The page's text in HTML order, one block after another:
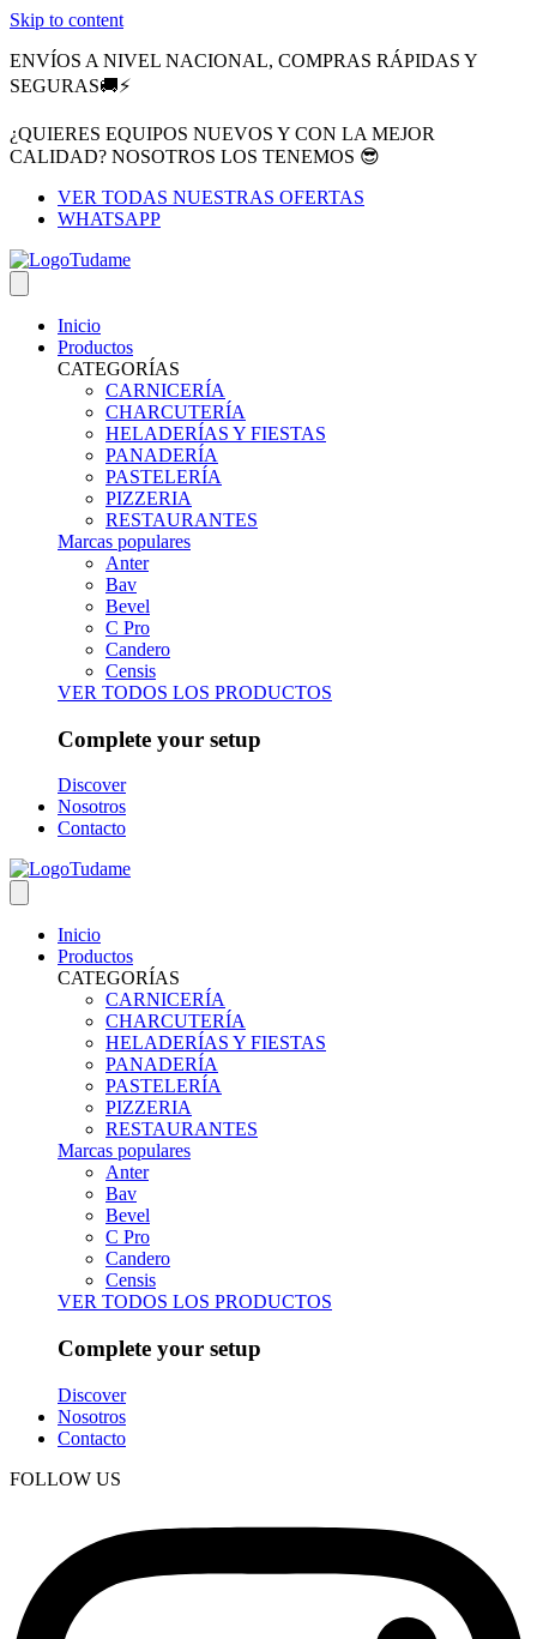
Skip to content
ENVÍOS A NIVEL NACIONAL, COMPRAS RÁPIDAS Y
SEGURAS🚚⚡
¿QUIERES EQUIPOS NUEVOS Y CON LA MEJOR
CALIDAD? NOSOTROS LOS TENEMOS 😎
VER TODAS NUESTRAS OFERTAS
WHATSAPP
Inicio
Productos
CATEGORÍAS
CARNICERÍA
CHARCUTERÍA
HELADERÍAS Y FIESTAS
PANADERÍA
PASTELERÍA
PIZZERIA
RESTAURANTES
Marcas populares
Anter
Bav
Bevel
C Pro
Candero
Censis
VER TODOS LOS PRODUCTOS
Complete your setup
Discover
Nosotros
Contacto
Inicio
Productos
CATEGORÍAS
CARNICERÍA
CHARCUTERÍA
HELADERÍAS Y FIESTAS
PANADERÍA
PASTELERÍA
PIZZERIA
RESTAURANTES
Marcas populares
Anter
Bav
Bevel
C Pro
Candero
Censis
VER TODOS LOS PRODUCTOS
Complete your setup
Discover
Nosotros
Contacto
FOLLOW US